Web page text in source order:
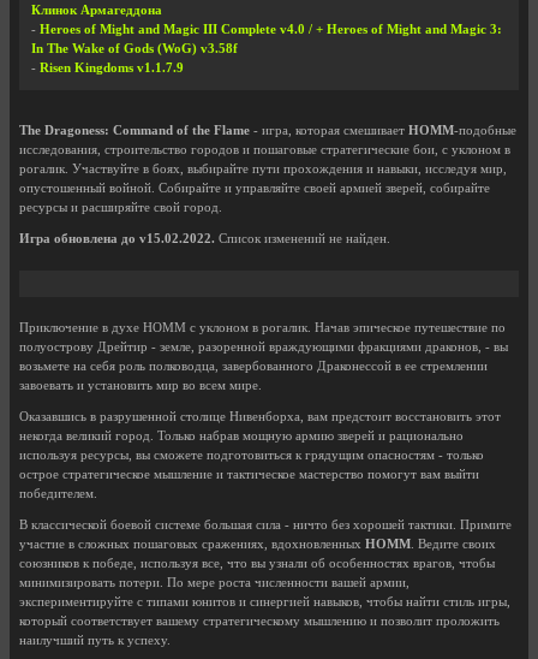
Клинок Армагеддона
- Heroes of Might and Magic III Complete v4.0 / + Heroes of Might and Magic 3:
In The Wake of Gods (WoG) v3.58f
- Risen Kingdoms v1.1.7.9
The Dragoness: Command of the Flame - игра, которая смешивает HOMM-подобные
исследования, строительство городов и пошаговые стратегические бои, с уклоном в
рогалик. Участвуйте в боях, выбирайте пути прохождения и навыки, исследуя мир,
опустошенный войной. Собирайте и управляйте своей армией зверей, собирайте
ресурсы и расширяйте свой город.
Игра обновлена до v15.02.2022. Список изменений не найден.
Приключение в духе HOMM с уклоном в рогалик. Начав эпическое путешествие по
полуострову Дрейтир - земле, разоренной враждующими фракциями драконов, - вы
возьмете на себя роль полководца, завербованного Драконессой в ее стремлении
завоевать и установить мир во всем мире.
Оказавшись в разрушенной столице Нивенборха, вам предстоит восстановить этот
некогда великий город. Только набрав мощную армию зверей и рационально
используя ресурсы, вы сможете подготовиться к грядущим опасностям - только
острое стратегическое мышление и тактическое мастерство помогут вам выйти
победителем.
В классической боевой системе большая сила - ничто без хорошей тактики. Примите
участие в сложных пошаговых сражениях, вдохновленных HOMM . Ведите своих
союзников к победе, используя все, что вы узнали об особенностях врагов, чтобы
минимизировать потери. По мере роста численности вашей армии,
экспериментируйте с типами юнитов и синергией навыков, чтобы найти стиль игры,
который соответствует вашему стратегическому мышлению и позволит проложить
наилучший путь к успеху.